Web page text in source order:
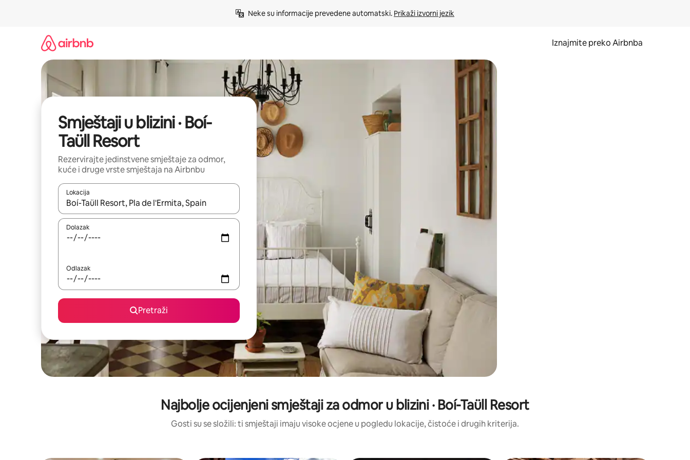
Neke su informacije prevedene automatski. Prikaži izvorni jezik
Iznajmite preko Airbnba
Smještaji u blizini · Boí-
Taüll Resort
Rezervirajte jedinstvene smještaje za odmor,
kuće i druge vrste smještaja na Airbnbu
Lokacija
Kada budu dostupni rezultati, moći ćete ih pregledati koristeći se strelicama prema gore i prema dolje, kao i dodirom ili prelaskom prstom po zaslonu.
Dolazak
Odlazak
Pretraži
Najbolje ocijenjeni smještaji za odmor u blizini · Boí-Taüll Resort
Gosti su se složili: ti smještaji imaju visoke ocjene u pogledu lokacije, čistoće i drugih kriterija.